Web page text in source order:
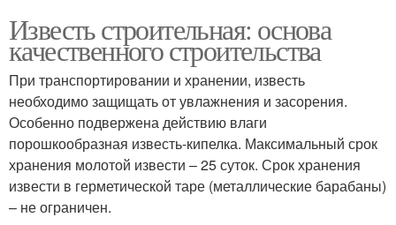
Известь строительная: основа
качественного строительства
При транспортировании и хранении, известь
необходимо защищать от увлажнения и засорения.
Особенно подвержена действию влаги
порошкообразная известь-кипелка. Максимальный срок
хранения молотой извести – 25 суток. Срок хранения
извести в герметической таре (металлические барабаны)
– не ограничен.